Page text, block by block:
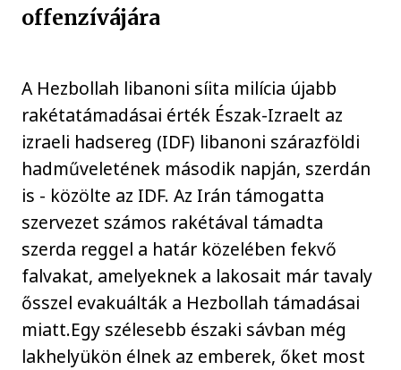
offenzívájára
A Hezbollah libanoni síita milícia újabb
rakétatámadásai érték Észak-Izraelt az
izraeli hadsereg (IDF) libanoni szárazföldi
hadműveletének második napján, szerdán
is - közölte az IDF. Az Irán támogatta
szervezet számos rakétával támadta
szerda reggel a határ közelében fekvő
falvakat, amelyeknek a lakosait már tavaly
ősszel evakuálták a Hezbollah támadásai
miatt.Egy szélesebb északi sávban még
lakhelyükön élnek az emberek, őket most